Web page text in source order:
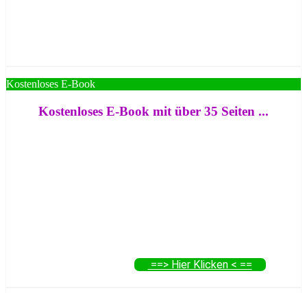
Kostenloses E-Book
Kostenloses E-Book mit über 35 Seiten ...
==> Hier Klicken < ==